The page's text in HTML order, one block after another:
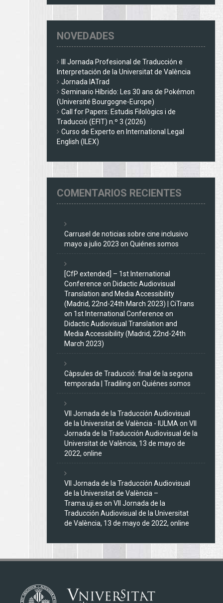
NOVEDADES
III Jornada Profesional de Traducción e
Interpretación de la Universitat de València
Jornada IATrad
Seminario Híbrido: Les 30 ans de Pokémon
(Université Bourgogne-Europe)
Call for Papers: Estudis Filològics i de
Traducció (EFIT) n.º 3 (2026)
Curso de Experto en International Legal
English (ILEX)
COMENTARIOS RECIENTES
Carrusel de noticias sobre cine inclusivo
mayo a julio 2023 on Quiénes somos
[CfP extended] – 1st International
Conference on Didactic Audiovisual
Translation and Media Accessibility
(Madrid, 22nd-24th March 2023) | CiTrans
on 1st International Conference on
Didactic Audiovisual Translation and
Media Accessibility (Madrid, 22nd-24th
March 2023)
Càpsules de Traducció: final de la segona
temporada | Tradiling on Quiénes somos
VII Jornada de la Traducción Audiovisual
de la Universitat de València - IULMA on VII
Jornada de la Traducción Audiovisual de la
Universitat de València, 13 de mayo de
2022, online
VII Jornada de la Traducción Audiovisual
de la Universitat de València –
Trama.uji.es on VII Jornada de la
Traducción Audiovisual de la Universitat
de València, 13 de mayo de 2022, online